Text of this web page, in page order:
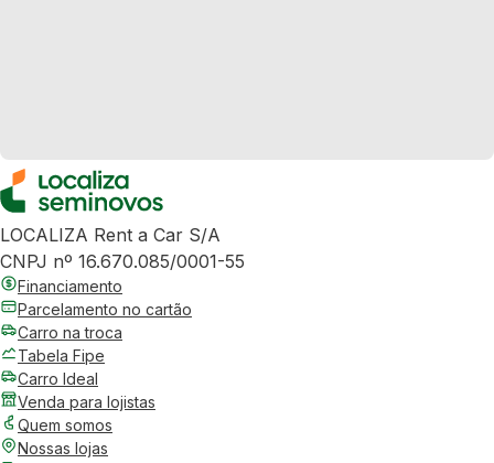
LOCALIZA Rent a Car S/A
CNPJ nº 16.670.085/0001-55
Financiamento
Parcelamento no cartão
Carro na troca
Tabela Fipe
Carro Ideal
Venda para lojistas
Quem somos
Nossas lojas